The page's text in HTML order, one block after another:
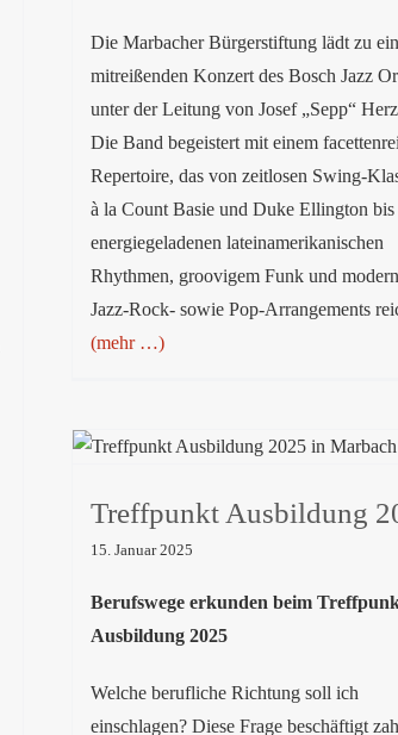
Die Marbacher Bürgerstiftung lädt zu
mitreißenden Konzert des Bosch Jazz
unter der Leitung von Josef „Sepp“
Die Band begeistert mit einem
Repertoire, das von zeitlosen Swing-
à la Count Basie und Duke Ellington bis
energiegeladenen lateinamerikanischen
Rhythmen, groovigem Funk und
Jazz-Rock- sowie Pop-Arrangements
(mehr …)
Treffpunkt Ausbildung
15. Januar 2025
Berufswege erkunden beim
Ausbildung 2025
Welche berufliche Richtung soll ich
einschlagen? Diese Frage beschäftigt